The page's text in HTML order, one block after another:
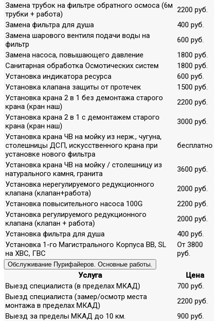
Замена трубок на фильтре обратного осмоса (6м
трубки + работа)
2200 руб.
Замена фильтра для душа
400 руб.
Замена шарового вентиля подачи воды на
фильтр
600 руб.
Замена насоса, повышающего давление
1800 руб.
Санитарная обработка Осмотических систем
1800 руб.
Установка индикатора ресурса
600 руб.
Установка клапана защиты от протечек
1500 руб.
Установка крана 2 в 1 без демонтажа старого
крана (кран наш)
2200 руб.
Установка крана 2 в 1 с демонтажем старого
крана (кран наш)
3000 руб.
Установка крана ЧВ на мойку из нерж., чугуна,
столешницы ДСП, искусственного крана при
установке нового фильтра
бесплатно
Установка крана ЧВ на мойку / столешницу из
натурального камня, гранита
3600 руб.
Установка нерегулируемого редукционного
клапана (клапан+работа)
2000 руб.
Установка повысительного насоса 100G
2200 руб.
Установка регулируемого редукционного
клапана (клапан + работа)
2000 руб.
Установка фильтра для душа
400 руб.
Установка 1-го Магистрального Корпуса ВВ, SL
на ХВС, ГВС
От 3800
руб.
Обслуживание Пурифайеров. Основные работы.
Услуга
Цена
Выезд специалиста (в пределах МКАД)
700 руб.
Выезд специалиста (замер/осмотр места
монтажа в пределах МКАД)
2200 руб.
Выезд за пределы МКАД до 10 км.
900 руб.